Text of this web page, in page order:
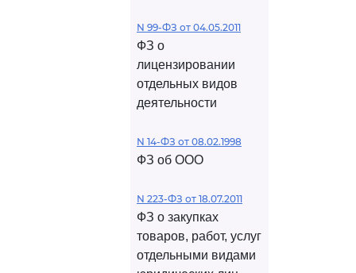
N 99-ФЗ от 04.05.2011
ФЗ о
лицензировании
отдельных видов
деятельности
N 14-ФЗ от 08.02.1998
ФЗ об ООО
N 223-ФЗ от 18.07.2011
ФЗ о закупках
товаров, работ, услуг
отдельными видами